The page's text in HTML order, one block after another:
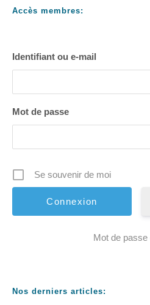
Accès membres:
Identifiant ou e-mail
Mot de passe
Se souvenir de moi
Mot de passe
Nos derniers articles: